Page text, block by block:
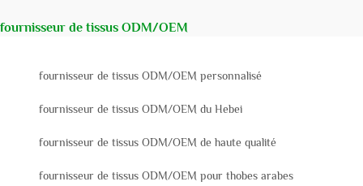
fournisseur de tissus ODM/OEM
fournisseur de tissus ODM/OEM personnalisé
fournisseur de tissus ODM/OEM du Hebei
fournisseur de tissus ODM/OEM de haute qualité
fournisseur de tissus ODM/OEM pour thobes arabes